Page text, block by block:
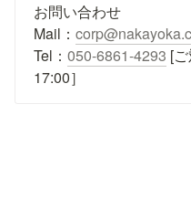
お問い合わせ
Mail：
Tel： 050-6861-4293 [
17:00］